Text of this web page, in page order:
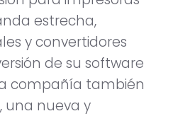
estrecha,
y convertidores
de su software
compañía también
una nueva y